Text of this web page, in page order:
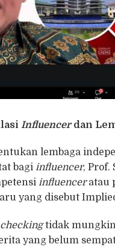
Influencerdan
lembaga
bagiinfluencer, Prof.
influenceratau
yang disebut
tidak mungkin
yang belum